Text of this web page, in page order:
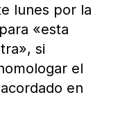
lunes por la
«esta
si
el
en